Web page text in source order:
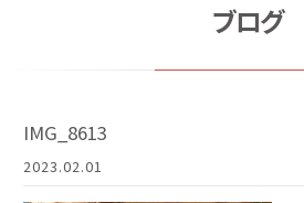
ブログ
IMG_8613
2023.02.01